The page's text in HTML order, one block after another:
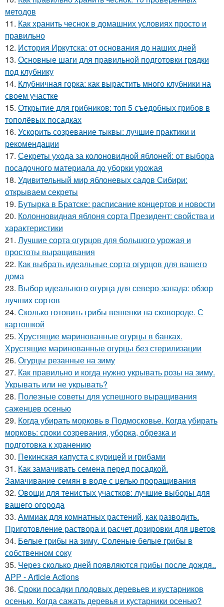
методов
11. Как хранить чеснок в домашних условиях просто и
правильно
12. История Иркутска: от основания до наших дней
13. Основные шаги для правильной подготовки грядки
под клубнику
14. Клубничная горка: как вырастить много клубники на
своем участке
15. Открытие для грибников: топ 5 съедобных грибов в
тополёвых посадках
16. Ускорить созревание тыквы: лучшие практики и
рекомендации
17. Секреты ухода за колоновидной яблоней: от выбора
посадочного материала до уборки урожая
18. Удивительный мир яблоневых садов Сибири:
открываем секреты
19. Бутырка в Братске: расписание концертов и новости
20. Колонновидная яблоня сорта Президент: свойства и
характеристики
21. Лучшие сорта огурцов для большого урожая и
простоты выращивания
22. Как выбрать идеальные сорта огурцов для вашего
дома
23. Выбор идеального огурца для северо-запада: обзор
лучших сортов
24. Сколько готовить грибы вешенки на сковороде. С
картошкой
25. Хрустящие маринованные огурцы в банках.
Хрустящие маринованные огурцы без стерилизации
26. Огурцы резанные на зиму
27. Как правильно и когда нужно укрывать розы на зиму.
Укрывать или не укрывать?
28. Полезные советы для успешного выращивания
саженцев осенью
29. Когда убирать морковь в Подмосковье. Когда убирать
морковь: сроки созревания, уборка, обрезка и
подготовка к хранению
30. Пекинская капуста с курицей и грибами
31. Как замачивать семена перед посадкой.
Замачивание семян в воде с целью проращивания
32. Овощи для тенистых участков: лучшие выборы для
вашего огорода
33. Аммиак для комнатных растений, как разводить.
Приготовление раствора и расчет дозировки для цветов
34. Белые грибы на зиму. Соленые белые грибы в
собственном соку
35. Через сколько дней появляются грибы после дождя..
APP - Article Actions
36. Сроки посадки плодовых деревьев и кустарников
осенью. Когда сажать деревья и кустарники осенью?